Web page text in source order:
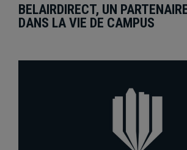
BELAIRDIRECT, UN
DANS LA VIE DE CAMPUS